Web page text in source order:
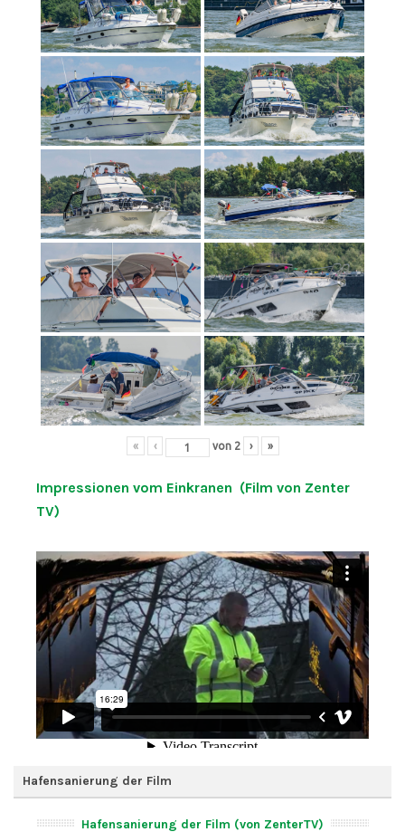
« ‹ von 2 › »
Impressionen vom Einkranen (Film von Zenter
TV)
Hafensanierung der Film
Hafensanierung der Film (von ZenterTV)